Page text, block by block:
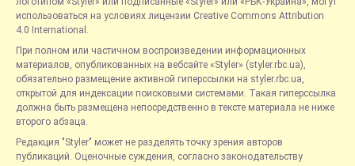
использоваться на условиях лицензии Creative Commons Attribution
4.0 International.
При полном или частичном воспроизведении информационных
материалов, опубликованных на вебсайте «Styler» (styler.rbc.ua),
обязательно размещение активной гиперссылки на styler.rbc.ua,
открытой для индексации поисковыми системами. Такая гиперссылка
должна быть размещена непосредственно в тексте материала не ниже
второго абзаца.
Редакция "Styler" может не разделять точку зрения авторов
публикаций. Оценочные суждения, согласно законодательству